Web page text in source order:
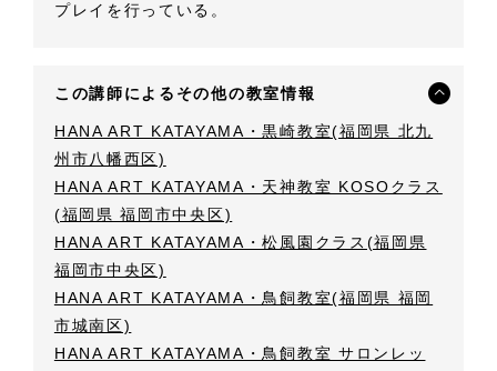
プレイを行っている。
この講師によるその他の教室情報
HANA ART KATAYAMA・黒崎教室(福岡県 北九
州市八幡西区)
HANA ART KATAYAMA・天神教室 KOSOクラス
(福岡県 福岡市中央区)
HANA ART KATAYAMA・松風園クラス(福岡県
福岡市中央区)
HANA ART KATAYAMA・鳥飼教室(福岡県 福岡
市城南区)
HANA ART KATAYAMA・鳥飼教室 サロンレッ